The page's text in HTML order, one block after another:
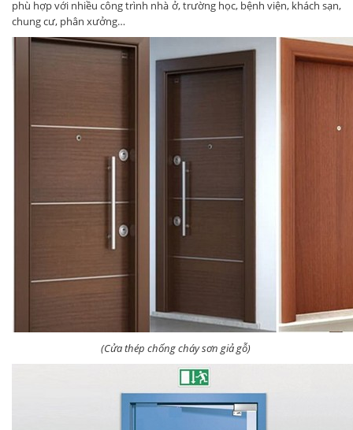
phù hợp với nhiều công trình nhà ở, trường học, bệnh viện, khách sạn,
chung cư, phân xưởng…
(Cửa thép chống cháy sơn giả gỗ)